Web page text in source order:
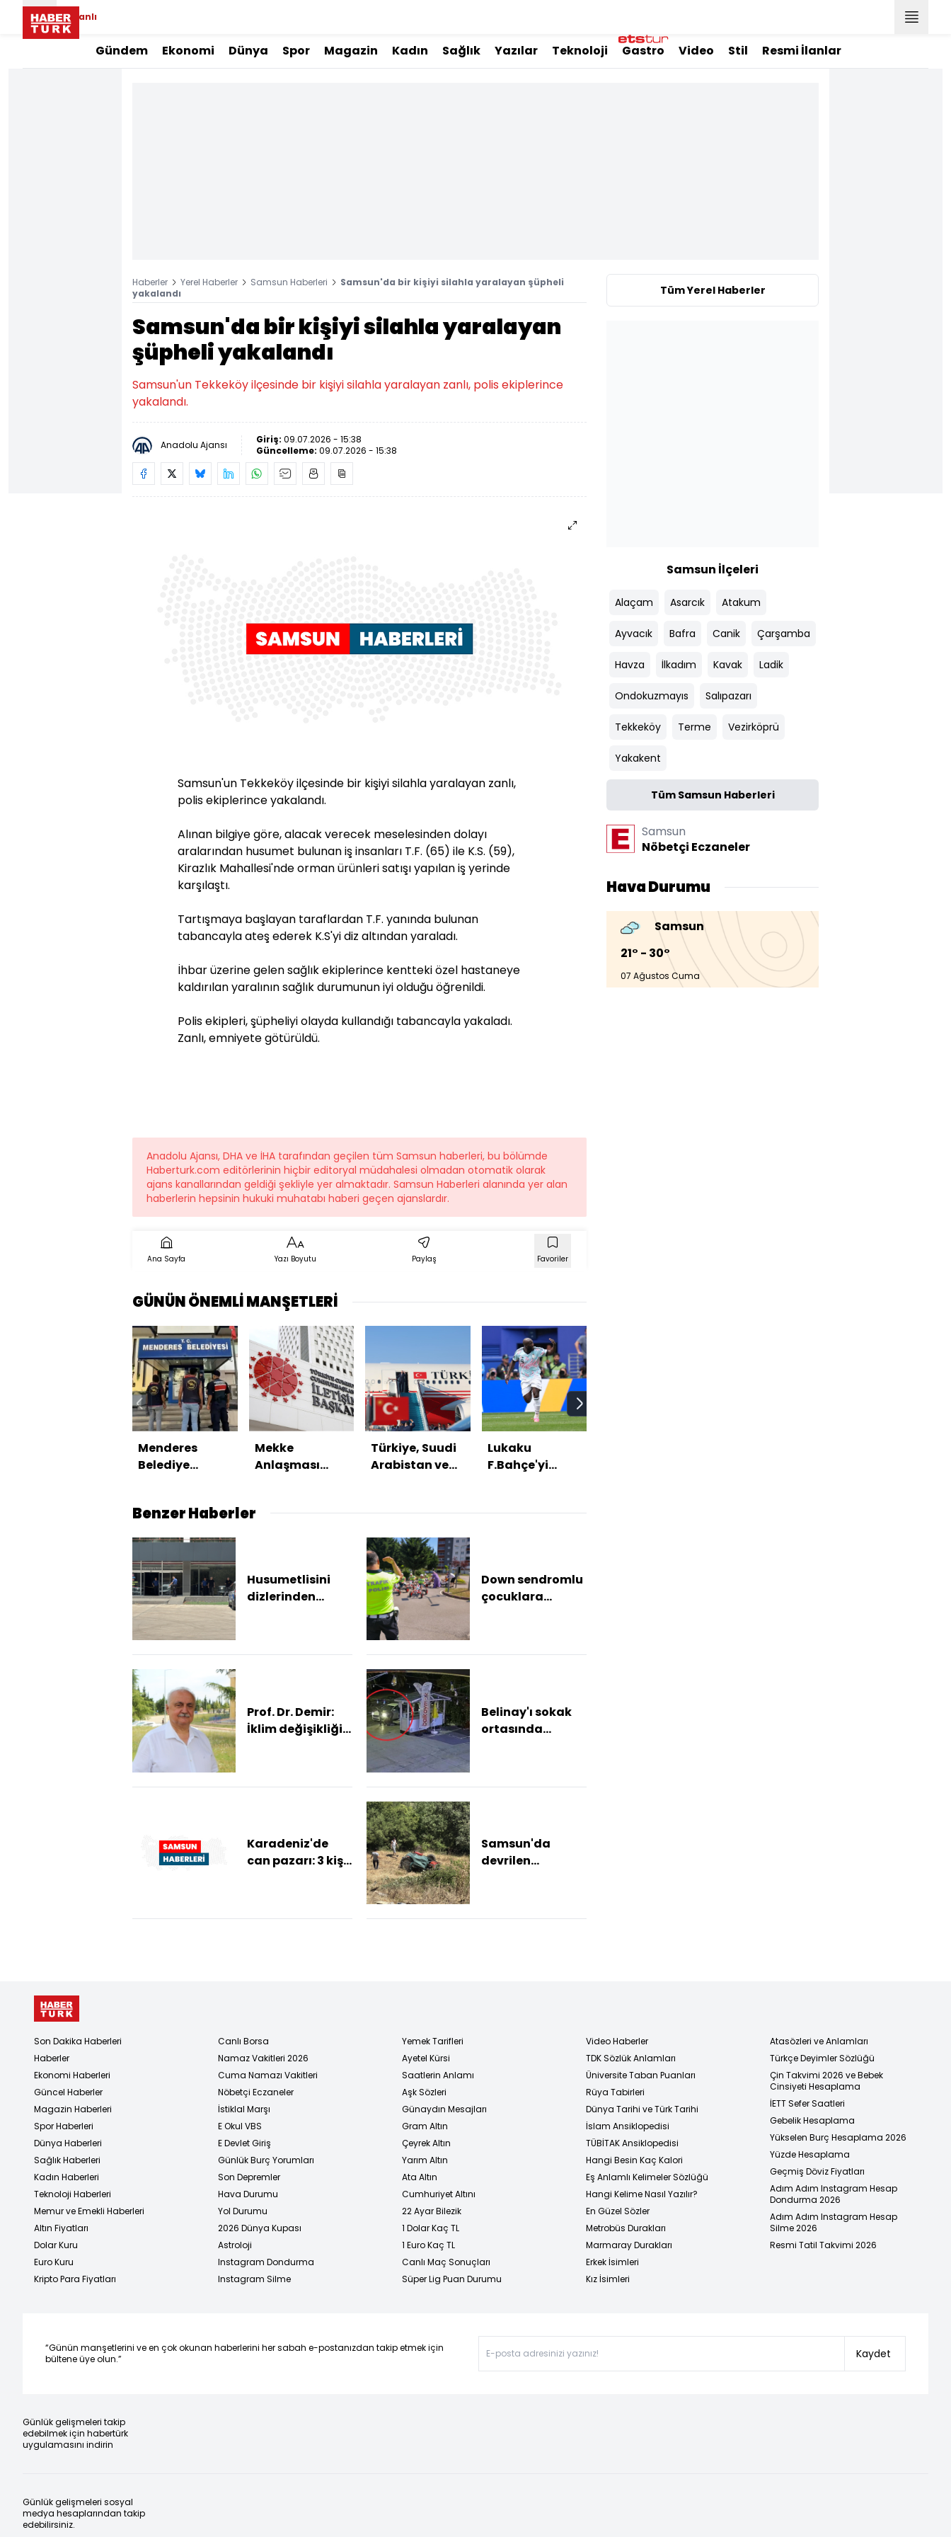
Canlı
Gündem Ekonomi Dünya Spor Magazin Kadın Sağlık Yazılar Teknoloji Gastro Video Stil Resmi İlanlar
Haberler Yerel Haberler Samsun Haberleri
Samsun'da bir kişiyi silahla yaralayan şüpheli
yakalandı
Samsun'da bir kişiyi silahla yaralayan
şüpheli yakalandı
Samsun'un Tekkeköy ilçesinde bir kişiyi silahla yaralayan zanlı, polis ekiplerince
yakalandı.
Anadolu Ajansı Giriş: 09.07.2026 - 15:38
Güncelleme: 09.07.2026 - 15:38
Samsun'un Tekkeköy ilçesinde bir kişiyi silahla yaralayan zanlı,
polis ekiplerince yakalandı.
Alınan bilgiye göre, alacak verecek meselesinden dolayı
aralarından husumet bulunan iş insanları T.F. (65) ile K.S. (59),
Kirazlık Mahallesi'nde orman ürünleri satışı yapılan iş yerinde
karşılaştı.
Tartışmaya başlayan taraflardan T.F. yanında bulunan
tabancayla ateş ederek K.S'yi diz altından yaraladı.
İhbar üzerine gelen sağlık ekiplerince kentteki özel hastaneye
kaldırılan yaralının sağlık durumunun iyi olduğu öğrenildi.
Polis ekipleri, şüpheliyi olayda kullandığı tabancayla yakaladı.
Zanlı, emniyete götürüldü.
Anadolu Ajansı, DHA ve İHA tarafından geçilen tüm Samsun haberleri, bu bölümde
Haberturk.com editörlerinin hiçbir editoryal müdahalesi olmadan otomatik olarak
ajans kanallarından geldiği şekliyle yer almaktadır. Samsun Haberleri alanında yer alan
haberlerin hepsinin hukuki muhatabı haberi geçen ajanslardır.
Ana Sayfa Yazı Boyutu Paylaş Favoriler
GÜNÜN ÖNEMLİ MANŞETLERİ
Menderes
Belediye
Mekke
Anlaşması
çelişmiyor
Türkiye, Suudi
Arabistan ve
anlaşması
Lukaku
F.Bahçe'yi
Benzer Haberler
Husumetlisini
dizlerinden
Down sendromlu
çocuklara
Prof. Dr. Demir:
İklim değişikliği
Belinay'ı sokak
ortasında
Karadeniz'de
can pazarı: 3 kişi
Samsun'da
devrilen
Tüm Yerel Haberler
Samsun İlçeleri
Alaçam Asarcık Atakum
Ayvacık Bafra Canik Çarşamba
Havza İlkadım Kavak Ladik
Ondokuzmayıs Salıpazarı
Tekkeköy Terme Vezirköprü
Yakakent
Tüm Samsun Haberleri
Samsun
Nöbetçi Eczaneler
Hava Durumu
Samsun
21° - 30°
07 Ağustos Cuma
Son Dakika Haberleri
Haberler
Ekonomi Haberleri
Güncel Haberler
Magazin Haberleri
Spor Haberleri
Dünya Haberleri
Sağlık Haberleri
Kadın Haberleri
Teknoloji Haberleri
Memur ve Emekli Haberleri
Altın Fiyatları
Dolar Kuru
Euro Kuru
Kripto Para Fiyatları
Canlı Borsa
Namaz Vakitleri 2026
Cuma Namazı Vakitleri
Nöbetçi Eczaneler
İstiklal Marşı
E Okul VBS
E Devlet Giriş
Günlük Burç Yorumları
Son Depremler
Hava Durumu
Yol Durumu
2026 Dünya Kupası
Astroloji
Instagram Dondurma
Instagram Silme
Yemek Tarifleri
Ayetel Kürsi
Saatlerin Anlamı
Aşk Sözleri
Günaydın Mesajları
Gram Altın
Çeyrek Altın
Yarım Altın
Ata Altın
Cumhuriyet Altını
22 Ayar Bilezik
1 Dolar Kaç TL
1 Euro Kaç TL
Canlı Maç Sonuçları
Süper Lig Puan Durumu
Video Haberler
TDK Sözlük Anlamları
Üniversite Taban Puanları
Rüya Tabirleri
Dünya Tarihi ve Türk Tarihi
İslam Ansiklopedisi
TÜBİTAK Ansiklopedisi
Hangi Besin Kaç Kalori
Eş Anlamlı Kelimeler Sözlüğü
Hangi Kelime Nasıl Yazılır?
En Güzel Sözler
Metrobüs Durakları
Marmaray Durakları
Erkek İsimleri
Kız İsimleri
Atasözleri ve Anlamları
Türkçe Deyimler Sözlüğü
Çin Takvimi 2026 ve Bebek
Cinsiyeti Hesaplama
İETT Sefer Saatleri
Gebelik Hesaplama
Yükselen Burç Hesaplama 2026
Yüzde Hesaplama
Geçmiş Döviz Fiyatları
Adım Adım Instagram Hesap
Dondurma 2026
Adım Adım Instagram Hesap
Silme 2026
Resmi Tatil Takvimi 2026
“Günün manşetlerini ve en çok okunan haberlerini her sabah e-postanızdan takip etmek için
bültene üye olun.”
Kaydet
Günlük gelişmeleri takip
edebilmek için habertürk
uygulamasını indirin
Günlük gelişmeleri sosyal
medya hesaplarından takip
edebilirsiniz.